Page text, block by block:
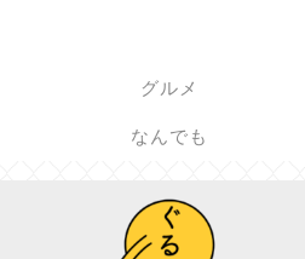
グルメ
なんでも